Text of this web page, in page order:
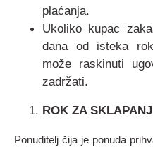
plaćanja.
Ukoliko kupac
dana od isteka
može raskinuti
zadržati.
ROK ZA
Ponuditelj čija je ponuda